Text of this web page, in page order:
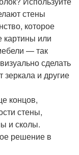
стены
которое
картины или
— так
сделать
и другие
концов,
стены,
и сколы.
решение в